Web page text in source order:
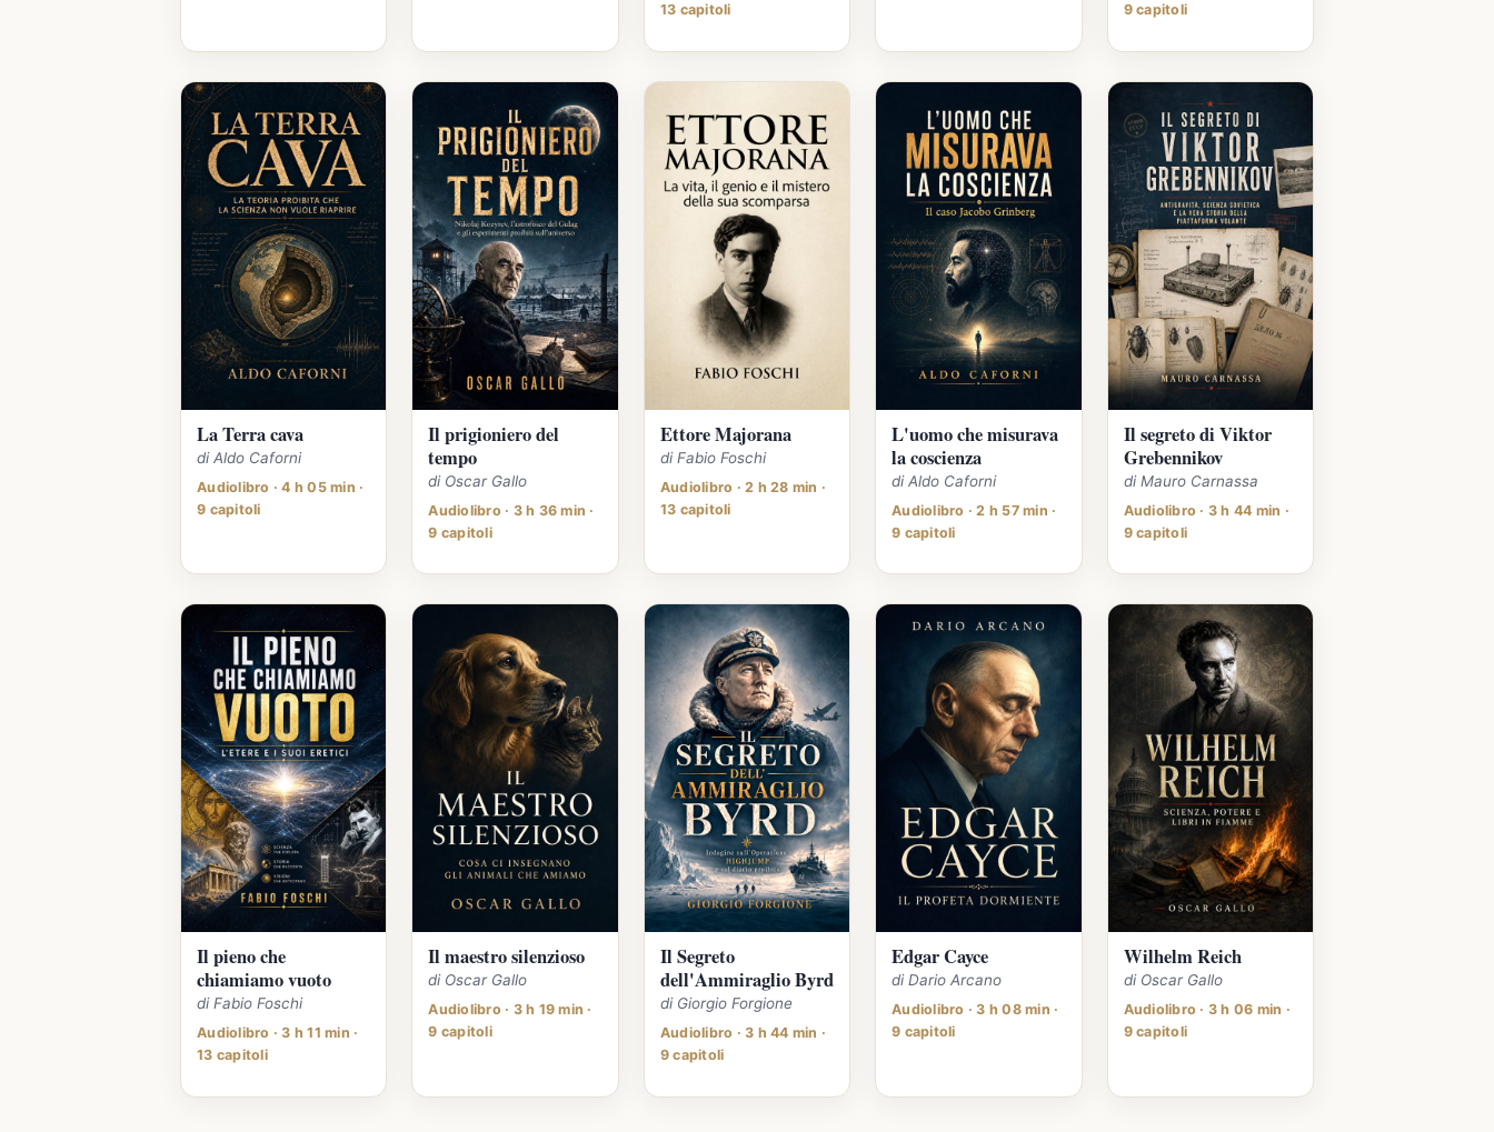
13 capitoli
9 capitoli
La Terra cava
di Aldo Caforni
Audiolibro · 4 h 05 min ·
9 capitoli
Il prigioniero del
tempo
di Oscar Gallo
Audiolibro · 3 h 36 min ·
9 capitoli
Ettore Majorana
di Fabio Foschi
Audiolibro · 2 h 28 min ·
13 capitoli
L'uomo che misurava
la coscienza
di Aldo Caforni
Audiolibro · 2 h 57 min ·
9 capitoli
Il segreto di Viktor
Grebennikov
di Mauro Carnassa
Audiolibro · 3 h 44 min ·
9 capitoli
Il pieno che
chiamiamo vuoto
di Fabio Foschi
Audiolibro · 3 h 11 min ·
13 capitoli
Il maestro silenzioso
di Oscar Gallo
Audiolibro · 3 h 19 min ·
9 capitoli
Il Segreto
dell'Ammiraglio Byrd
di Giorgio Forgione
Audiolibro · 3 h 44 min ·
9 capitoli
Edgar Cayce
di Dario Arcano
Audiolibro · 3 h 08 min ·
9 capitoli
Wilhelm Reich
di Oscar Gallo
Audiolibro · 3 h 06 min ·
9 capitoli